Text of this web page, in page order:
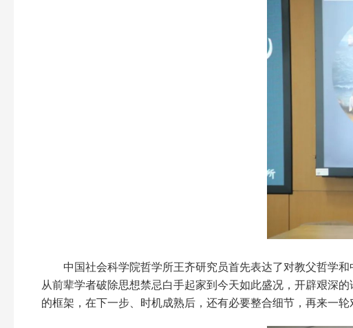
中国社会科学院哲学所王齐研究员首先表达了对教父哲学
从前辈学者破除思想禁忌白手起家到今天如此盛况，开辟艰深
的框架，在下一步、时机成熟后，还有必要整合细节，再来一